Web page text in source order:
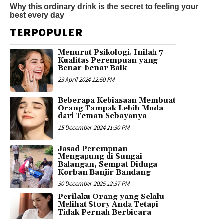
TERPOPULER
Menurut Psikologi, Inilah 7
Kualitas Perempuan yang
Benar-benar Baik
23 April 2024 12:50 PM
Beberapa Kebiasaan Membuat
Orang Tampak Lebih Muda
dari Teman Sebayanya
15 December 2024 21:30 PM
Jasad Perempuan
Mengapung di Sungai
Balangan, Sempat Diduga
Korban Banjir Bandang
30 December 2025 12:37 PM
Perilaku Orang yang Selalu
Melihat Story Anda Tetapi
Tidak Pernah Berbicara